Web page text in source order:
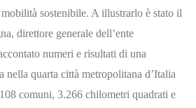
sostenibile. A illustrarlo è stato il
direttore generale dell’ente
numeri e risultati di una
nella quarta città metropolitana d’Italia
comuni, 3.266 chilometri quadrati e